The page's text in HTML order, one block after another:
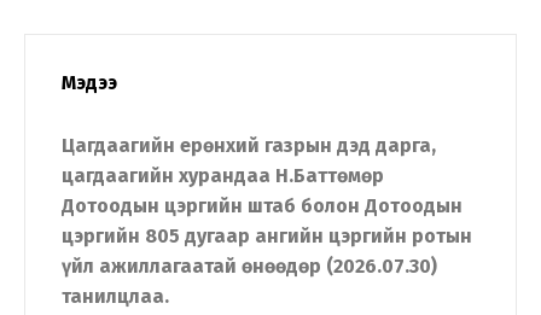
Мэдээ
Цагдаагийн ерөнхий газрын дэд дарга,
цагдаагийн хурандаа Н.Баттөмөр
Дотоодын цэргийн штаб болон Дотоодын
цэргийн 805 дугаар ангийн цэргийн ротын
үйл ажиллагаатай өнөөдөр (2026.07.30)
танилцлаа.